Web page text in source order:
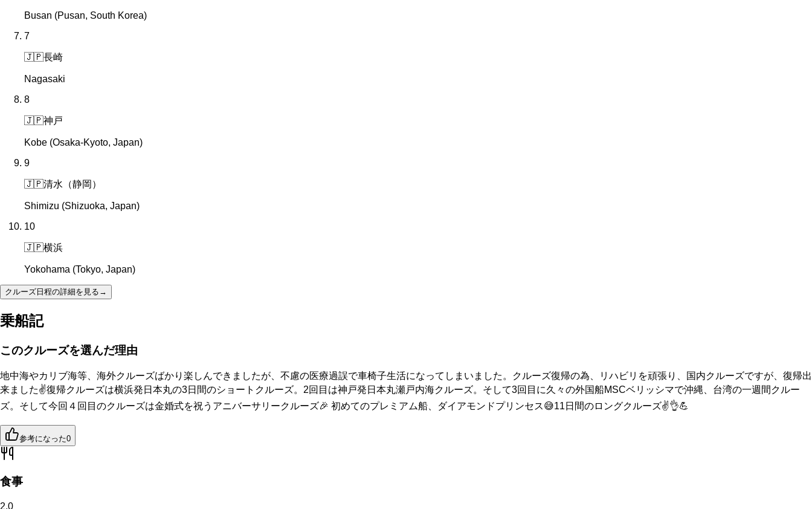
Busan (Pusan, South Korea)
7
🇯🇵長崎
Nagasaki
8
🇯🇵神戸
Kobe (Osaka-Kyoto, Japan)
9
🇯🇵清水（静岡）
Shimizu (Shizuoka, Japan)
10
🇯🇵横浜
Yokohama (Tokyo, Japan)
クルーズ日程の詳細を見る →
乗船記
このクルーズを選んだ理由
地中海やカリブ海等、海外クルーズばかり楽しんできましたが、不慮の医療過誤で車椅子生活になってしまいました。クルーズ復帰の為、リハビリを頑張り、国内クルーズですが、復帰出
来ました✌️復帰クルーズは横浜発日本丸の3日間のショートクルーズ。2回目は神戸発日本丸瀬戸内海クルーズ。そして3回目に久々の外国船MSCベリッシマで沖縄、台湾の一週間クルー
ズ。そして今回４回目のクルーズは金婚式を祝うアニバーサリークルーズ🎉 初めてのプレミアム船、ダイアモンドプリンセス😅11日間のロングクルーズ✌️👌💪
参考になった0
食事
2.0